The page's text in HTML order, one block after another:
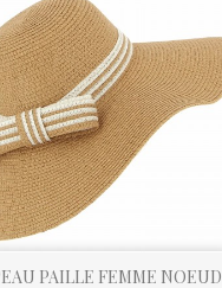
PAILLE FEMME NOEUD